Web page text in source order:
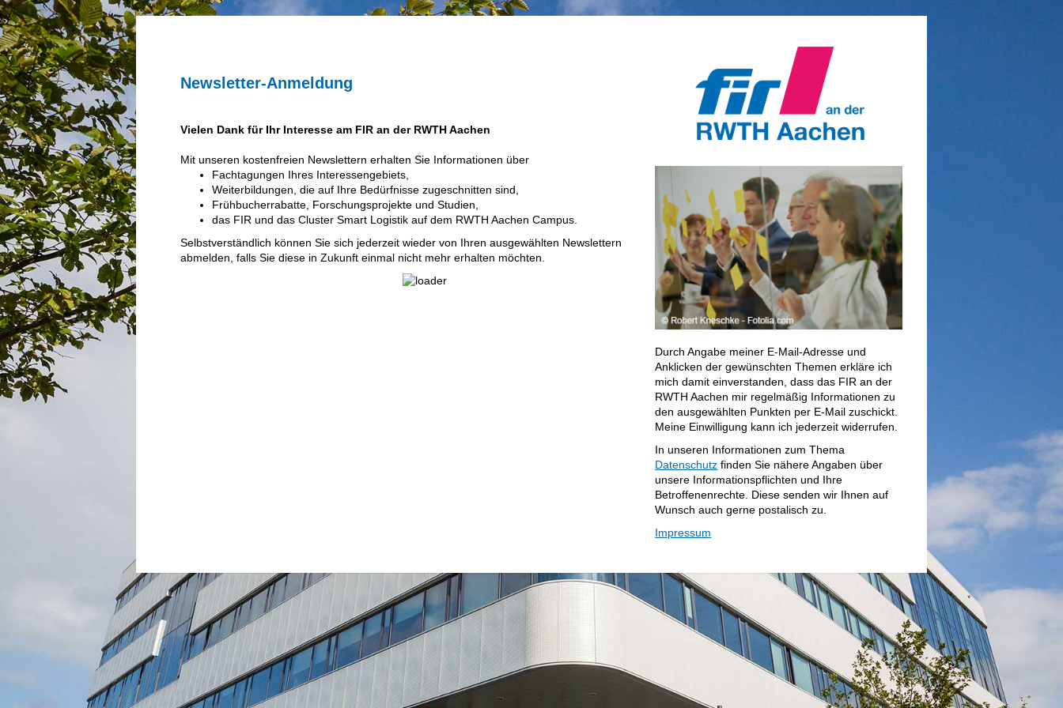
Newsletter-Anmeldung
Vielen Dank für Ihr Interesse am FIR an der RWTH Aachen
Mit unseren kostenfreien Newslettern erhalten Sie Informationen über
Fachtagungen Ihres Interessengebiets,
Weiterbildungen, die auf Ihre Bedürfnisse zugeschnitten sind,
Frühbucherrabatte, Forschungsprojekte und Studien,
das FIR und das Cluster Smart Logistik auf dem RWTH Aachen Campus.
Selbstverständlich können Sie sich jederzeit wieder von Ihren ausgewählten Newslettern
abmelden, falls Sie diese in Zukunft einmal nicht mehr erhalten möchten.
Durch Angabe meiner E‐Mail‐Adresse und
Anklicken der gewünschten Themen erkläre ich
mich damit einverstanden, dass das FIR an der
RWTH Aachen mir regelmäßig Informationen zu
den ausgewählten Punkten per E‐Mail zuschickt.
Meine Einwilligung kann ich jederzeit widerrufen.
In unseren Informationen zum Thema
Datenschutz finden Sie nähere Angaben über
unsere Informationspflichten und Ihre
Betroffenenrechte. Diese senden wir Ihnen auf
Wunsch auch gerne postalisch zu.
Impressum